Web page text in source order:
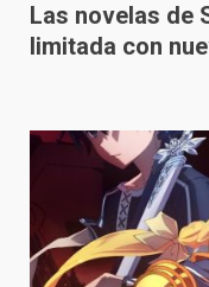
Las novelas de
limitada con